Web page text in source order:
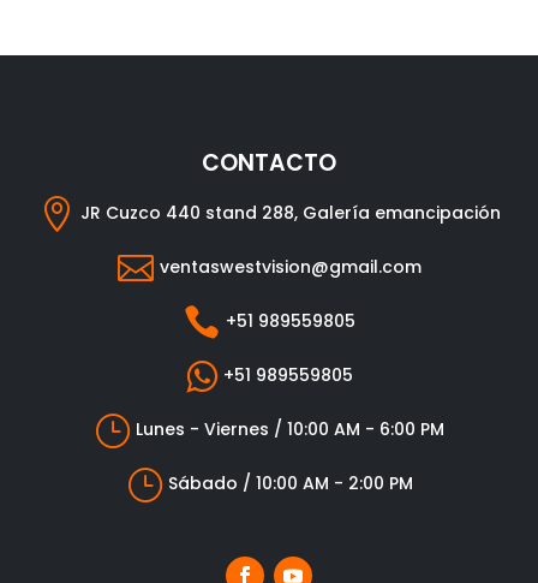
CONTACTO
 JR Cuzco 440 stand 288, Galería emancipación
 ventaswestvision@gmail.com
 +51 989559805
 +51 989559805
} Lunes - Viernes / 10:00 AM - 6:00 PM
} Sábado / 10:00 AM - 2:00 PM